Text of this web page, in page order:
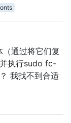
通过将它们复
执行sudo fc-
我找不到合适